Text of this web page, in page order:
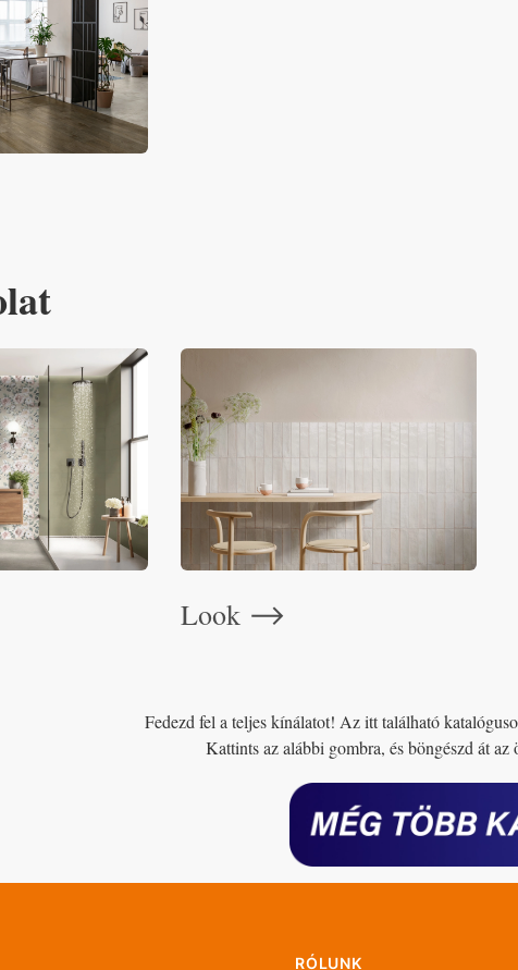
Look ⟶
Fedezd fel a teljes kínálatot! Az itt található
Kattints az alábbi gombra, és böngészd át
RÓLUNK